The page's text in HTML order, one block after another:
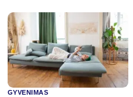
GYVENIMAS